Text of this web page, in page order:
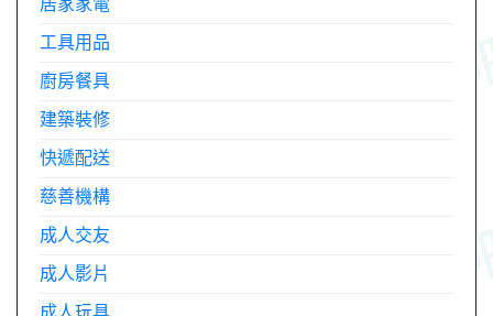
工具用品
廚房餐具
建築裝修
快遞配送
慈善機構
成人交友
成人影片
成人玩具